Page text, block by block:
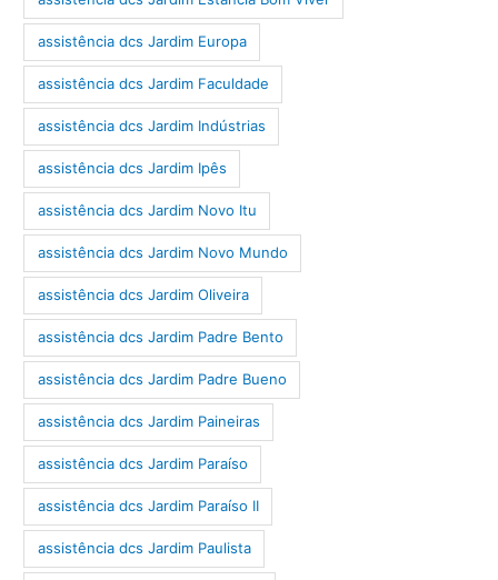
assistência dcs Jardim Europa
assistência dcs Jardim Faculdade
assistência dcs Jardim Indústrias
assistência dcs Jardim Ipês
assistência dcs Jardim Novo Itu
assistência dcs Jardim Novo Mundo
assistência dcs Jardim Oliveira
assistência dcs Jardim Padre Bento
assistência dcs Jardim Padre Bueno
assistência dcs Jardim Paineiras
assistência dcs Jardim Paraíso
assistência dcs Jardim Paraíso II
assistência dcs Jardim Paulista